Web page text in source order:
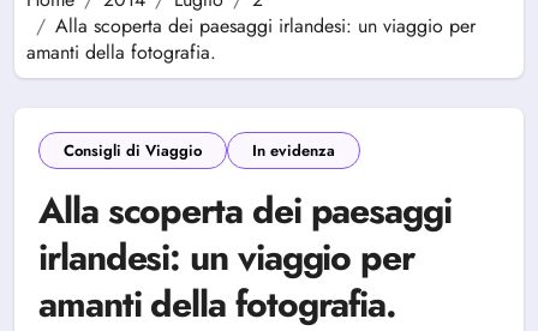
Alla scoperta dei paesaggi irlandesi: un viaggio per
amanti della fotografia.
Consigli di Viaggio In evidenza
Alla scoperta dei paesaggi
irlandesi: un viaggio per
amanti della fotografia.